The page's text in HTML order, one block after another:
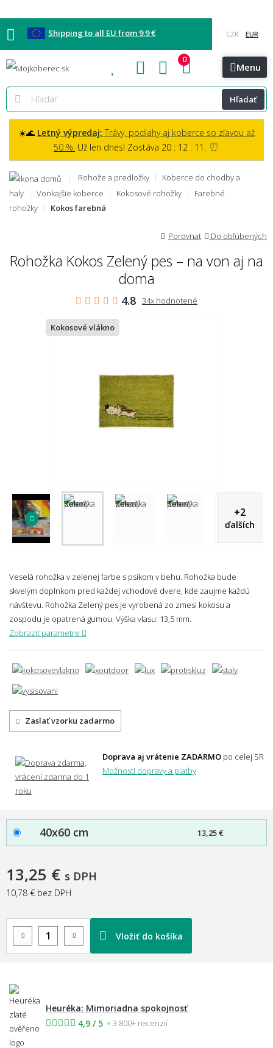
Shipping to all EU from 9.9 €
Blog Kontakt Menu
Hľadať
0
☀️🌊 Letný výpredaj: Trávy, podlahy aj koberce so zľavou až
50 %. Už len dnes! Zostáva 20 : 12 : 10. ⏰
Rohože a predložky
Koberce do chodby a
haly
Vonkajšie koberce Kokosové rohožky
Farebné
rohožky
Kokos farebná
Porovnat Do obľúbených
Rohožka Kokos Zelený pes – na von aj na
doma
4.8 34x hodnotené
Kokosové vlákno
+2
ďalších
Veselá rohožka v zelenej farbe s psíkom v behu. Rohožka bude
skvelým doplnkom pred každej vchodové dvere, kde zaujme každú
návštevu. Rohožka Zelený pes je vyrobená zo zmesi kokosu a
zospodu je opatrená gumou. Výška vlasu: 13,5 mm.
Zobraziť parametre
Zaslať vzorku zadarmo
Doprava aj vrátenie ZADARMO po celej SR
Možnosti dopravy a platby
40x60 cm 13,25 €
13,25 € s DPH
10,78 € bez DPH
Vložiť do košíka
Heuréka: Mimoriadna spokojnosť
4,9 / 5
3 800+ recenzií